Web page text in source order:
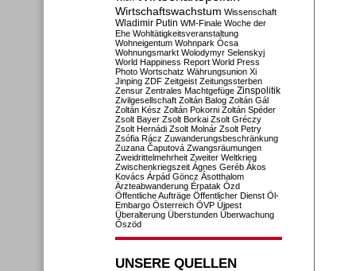
Wirtschaftswachstum Wissenschaft
Wladimir Putin WM-Finale Woche der
Ehe Wohltätigkeitsveranstaltung
Wohneigentum Wohnpark Ócsa
Wohnungsmarkt Wolodymyr Selenskyj
World Happiness Report World Press
Photo Wortschatz Währungsunion Xi
Jinping ZDF Zeitgeist Zeitungssterben
Zensur Zentrales Machtgefüge Zinspolitik
Zivilgesellschaft Zoltán Balog Zoltán Gál
Zoltán Kész Zoltán Pokorni Zoltán Spéder
Zsolt Bayer Zsolt Borkai Zsolt Gréczy
Zsolt Hernádi Zsolt Molnár Zsolt Petry
Zsófia Rácz Zuwanderungsbeschränkung
Zuzana Čaputová Zwangsräumungen
Zweidrittelmehrheit Zweiter Weltkrieg
Zwischenkriegszeit Ágnes Geréb Ákos
Kovács Árpád Göncz Ásotthalom
Ärzteabwanderung Érpatak Ózd
Öffentliche Aufträge Öffentlicher Dienst Öl-
Embargo Österreich ÖVP Újpest
Überalterung Überstunden Überwachung
Őszöd
UNSERE QUELLEN